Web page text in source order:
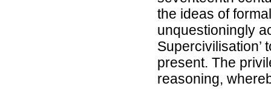
the ideas of
unquestioningly
Supercivilisation’
present. The
reasoning,